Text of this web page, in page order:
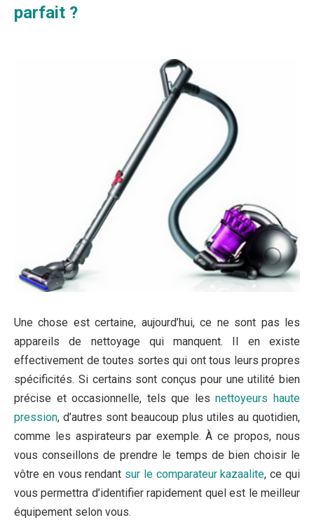
parfait ?
Une chose est certaine, aujourd’hui, ce ne sont pas les
appareils de nettoyage qui manquent. Il en existe
effectivement de toutes sortes qui ont tous leurs propres
spécificités. Si certains sont conçus pour une utilité bien
précise et occasionnelle, tels que lesnettoyeurs haute
pression, d’autres sont beaucoup plus utiles au quotidien,
comme les aspirateurs par exemple. À ce propos, nous
vous conseillons de prendre le temps de bien choisir le
vôtre en vous rendant sur le comparateur kazaalite, ce qui
vous permettra d’identifier rapidement quel est le meilleur
équipement selon vous.